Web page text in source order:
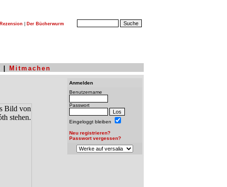
Rezension Der Bücherwurm
Mitmachen
Anmelden
Benutzername
Passwort
Eingeloggt bleiben
Neu registrieren?
Passwort vergessen?